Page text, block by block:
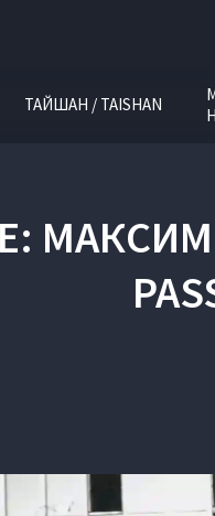
ТАЙШАН / TAISHAN
МАКСИМ